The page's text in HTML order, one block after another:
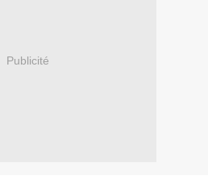
Publicité